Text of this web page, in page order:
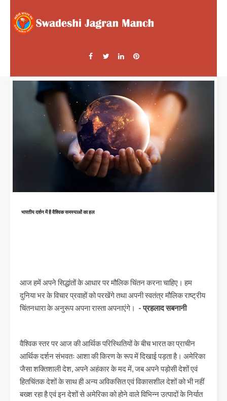
भारतीय दर्शन में है वैश्विक समस्याओं का हल
आज हमें अपने सिद्धांतों के आधार पर मौलिक चिंतन करना चाहिए। हम
दुनिया भर के विचार प्रवाहों को परखेंगे तथा अपनी स्वतंत्र मौलिक राष्ट्रीय
चिंतनधारा के अनुरूप अपना रास्ता अपनाएंगे। - प्रहलाद सबनानी
वैश्विक स्तर पर आज की आर्थिक परिस्थितियों के बीच भारत का प्राचीन
आर्थिक दर्शन संभवतः आशा की किरण के रूप में दिखाई पड़ता है। अमेरिका
जैसा शक्तिशाली देश, अपने अहंकार के मद में, जब अपने पड़ोसी देशों एवं
हितचिंतक देशों के साथ ही अन्य अविकसित एवं विकासशील देशों को भी नहीं
बख्श रहा है एवं इन देशों से अमेरिका को होने वाले विभिन्न उत्पादों के निर्यात